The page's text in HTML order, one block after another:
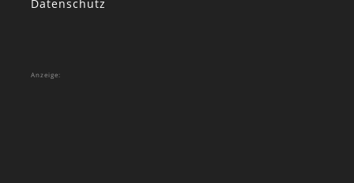
Datenschutz
Anzeige: